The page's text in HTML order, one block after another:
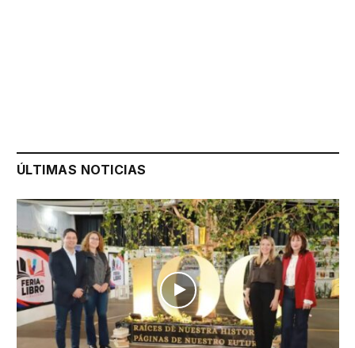
ÚLTIMAS NOTICIAS